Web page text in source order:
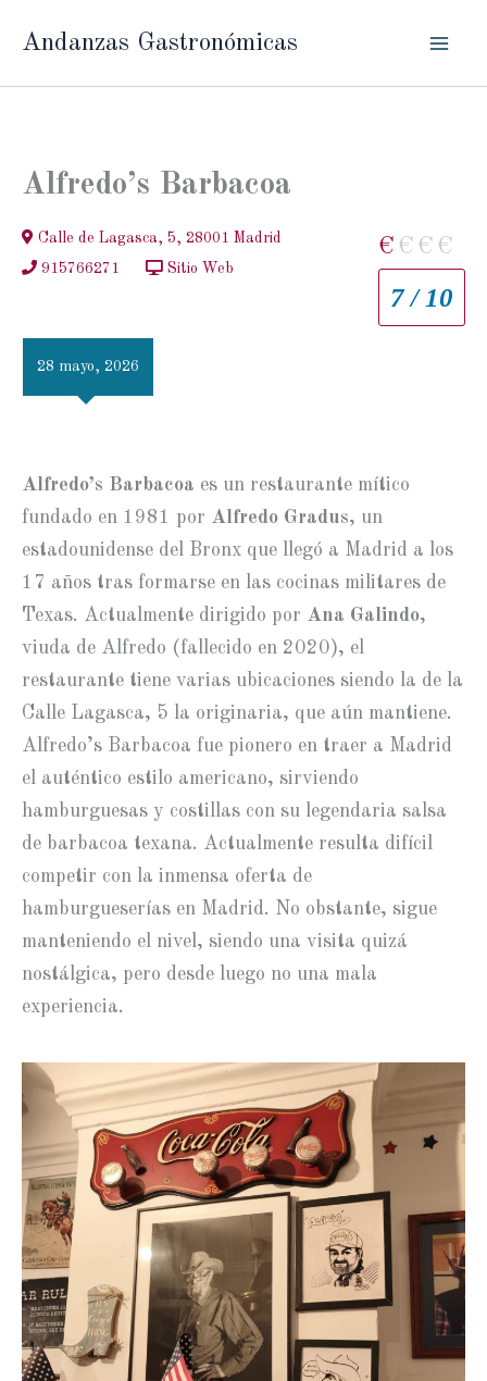
Andanzas Gastronómicas
Alfredo’s Barbacoa
Calle de Lagasca, 5, 28001 Madrid
915766271
Sitio Web
€ € € €
7 / 10
28 mayo, 2026
Alfredo’s Barbacoa es un restaurante mítico
fundado en 1981 por Alfredo Gradus, un
estadounidense del Bronx que llegó a Madrid a los
17 años tras formarse en las cocinas militares de
Texas. Actualmente dirigido por Ana Galindo,
viuda de Alfredo (fallecido en 2020), el
restaurante tiene varias ubicaciones siendo la de la
Calle Lagasca, 5 la originaria, que aún mantiene.
Alfredo’s Barbacoa fue pionero en traer a Madrid
el auténtico estilo americano, sirviendo
hamburguesas y costillas con su legendaria salsa
de barbacoa texana. Actualmente resulta difícil
competir con la inmensa oferta de
hamburgueserías en Madrid. No obstante, sigue
manteniendo el nivel, siendo una visita quizá
nostálgica, pero desde luego no una mala
experiencia.